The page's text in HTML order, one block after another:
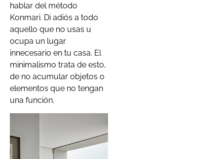
hablar del método
Konmari. Di adiós a todo
aquello que no usas u
ocupa un lugar
innecesario en tu casa. El
minimalismo trata de esto,
de no acumular objetos o
elementos que no tengan
una función.